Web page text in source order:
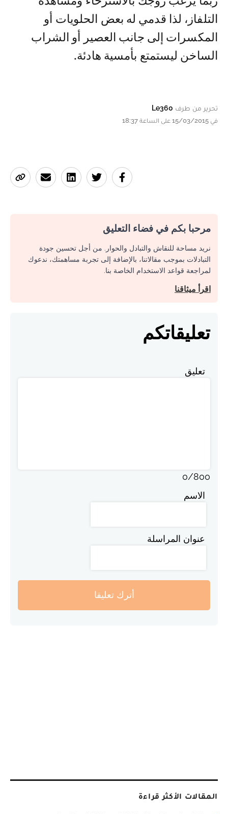
التلفاز، لذا قدمي له بعض الحلويات أو
المكسرات إلى جانب العصير أو الشراب
الساخن ليستمتع بأمسية هادئة.
تحرير من طرف Le360
في 15/03/2015 على الساعة 18:37
مرحبا بكم في فضاء التعليق
نريد مساحة للنقاش والتبادل والحوار. من أجل تحسين جودة
التبادلات بموجب مقالاتنا، بالإضافة إلى تجربة مساهمتك، ندعوك
لمراجعة قواعد الاستخدام الخاصة بنا.
اقرأ ميثاقنا
تعليقاتكم
تعليق
0/800
الاسم
عنوان المراسلة
أترك تعليقا
المقالات الأكثر قراءة